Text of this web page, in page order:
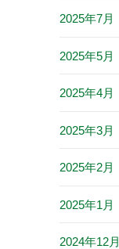
2025年7月
2025年5月
2025年4月
2025年3月
2025年2月
2025年1月
2024年12月